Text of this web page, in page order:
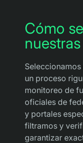
Cómo
un proceso
monitoreo de
oficiales de
y portales
filtramos y
garantizar